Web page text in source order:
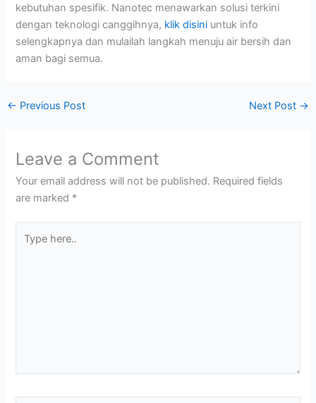
kebutuhan spesifik. Nanotec menawarkan solusi terkini
dengan teknologi canggihnya, klik disini untuk info
selengkapnya dan mulailah langkah menuju air bersih dan
aman bagi semua.
← Previous Post Next Post →
Leave a Comment
Your email address will not be published. Required fields
are marked *
here..